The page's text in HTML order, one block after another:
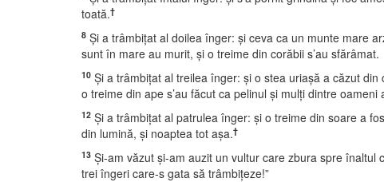
toată.†
8 Şi a trâmbiţat al doilea înger: şi ceva ca un munte mare
sunt în mare au murit, şi o treime din corăbii s’au sfărâmat.
10 Şi a trâmbiţat al treilea înger: şi o stea uriaşă a căzut
o treime din ape s’au făcut ca pelinul şi mulţi dintre
12 Şi a trâmbiţat al patrulea înger: şi o treime din soare a
din lumină, şi noaptea tot aşa.†
13 Şi-am văzut şi-am auzit un vultur care zbura spre înaltul
trei îngeri care-s gata să trâmbiţeze!”